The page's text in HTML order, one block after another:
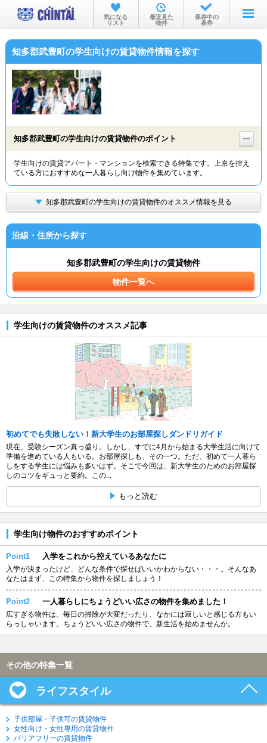
お部屋を探す
沿線・駅から
物件特集から
TOP
気になる
リスト
最近見た
物件
保存中の
条件
知多郡武豊町の学生向けの賃貸物件情報を探す
知多郡武豊町の学生向けの賃貸物件のポイント
学生向けの賃貸アパート・マンションを検索できる特集です。上京を控え
ている方におすすめな一人暮らし向け物件を集めています。
知多郡武豊町の学生向けの賃貸物件のオススメ情報を見る
沿線・住所から探す
知多郡武豊町の学生向けの賃貸物件
物件一覧へ
学生向けの賃貸物件のオススメ記事
初めてでも失敗しない！新大学生のお部屋探しダンドリガイド
現在、受験シーズン真っ盛り。しかし、すでに4月から始まる大学生活に向けて
準備を進めている人もいる。お部屋探しも、その一つ。ただ、初めて一人暮ら
しをする学生には悩みも多いはず。そこで今回は、新大学生のためのお部屋探
しのコツをギュっと要約。この...
もっと読む
学生向け物件のおすすめポイント
Point1 入学をこれから控えているあなたに
入学が決まったけど、どんな条件で探せばいいかわからない・・・。そんなあ
なたはまず、この特集から物件を探しましょう！
Point2 一人暮らしにちょうどいい広さの物件を集めました！
広すぎる物件は、毎日の掃除が大変だったり、なかには寂しいと感じる方もい
らっしゃいます。ちょうどいい広さの物件で、新生活を始めませんか。
その他の特集一覧
ライフスタイル
子供部屋・子供可の賃貸物件
女性向け・女性専用の賃貸物件
バリアフリーの賃貸物件